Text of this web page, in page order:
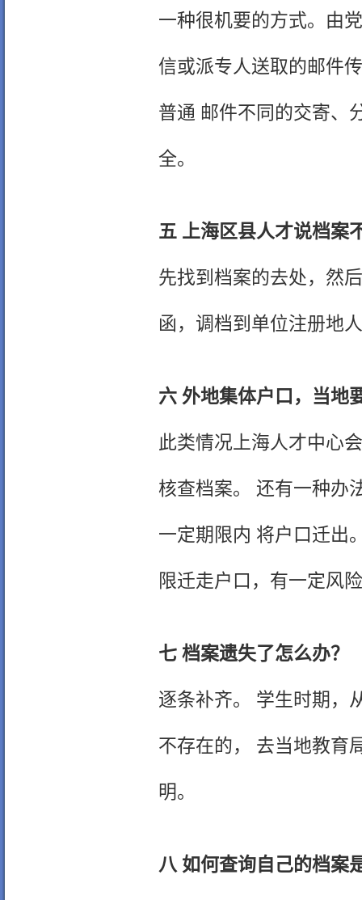
一种很机要的方式。由
信或派专人送取的邮件
普通 邮件不同的交寄、
全。
五 上海区县人才说档案
先找到档案的去处，然
函，调档到单位注册地
六 外地集体户口，当地
此类情况上海人才中心
核查档案。 还有一种办
一定期限内 将户口迁出
限迁走户口，有一定风
七 档案遗失了怎么办？
逐条补齐。 学生时期，
不存在的， 去当地教育
明。
八 如何查询自己的档案